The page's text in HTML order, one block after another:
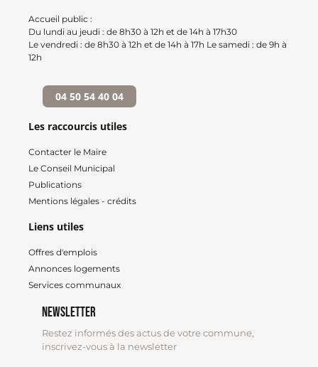
Accueil public :
Du lundi au jeudi : de 8h30 à 12h et de 14h à 17h30
Le vendredi : de 8h30 à 12h et de 14h à 17h Le samedi : de 9h à
12h
04 50 54 40 04
Les raccourcis utiles
Contacter le Maire
Le Conseil Municipal
Publications
Mentions légales - crédits
Liens utiles
Offres d'emplois
Annonces logements
Services communaux
Newsletter
Restez informés des actus de votre commune,
inscrivez-vous à la newsletter